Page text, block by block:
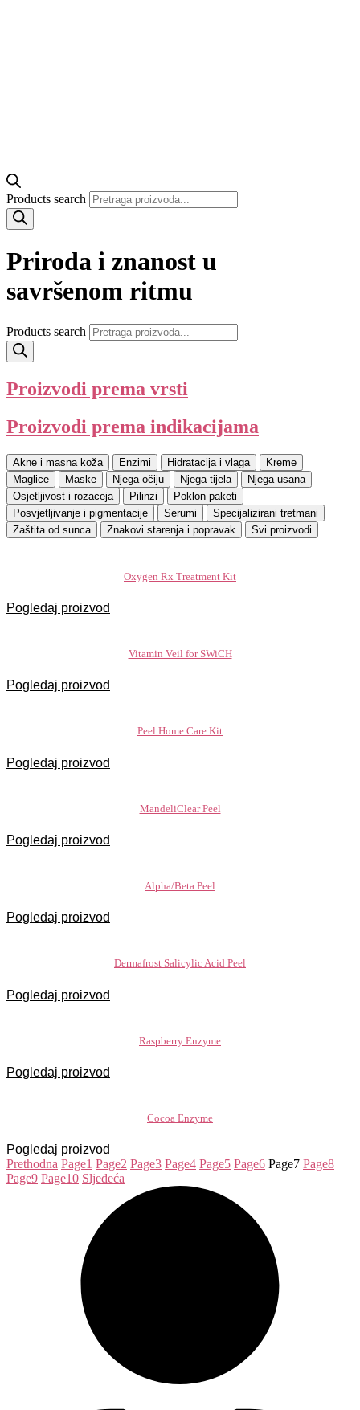
Products search
Priroda i znanost u
savršenom ritmu
Products search
Proizvodi prema vrsti
Proizvodi prema indikacijama
Akne i masna koža Enzimi Hidratacija i vlaga
Kreme
Maglice
Maske Njega očiju Njega tijela
Njega usana
Osjetljivost i rozaceja
Pilinzi
Poklon paketi
Posvjetljivanje i pigmentacije
Serumi
Specijalizirani tretmani
Zaštita od sunca
Znakovi starenja i popravak Svi proizvodi
Oxygen Rx Treatment Kit
Pogledaj proizvod
Vitamin Veil for SWiCH
Pogledaj proizvod
Peel Home Care Kit
Pogledaj proizvod
MandeliClear Peel
Pogledaj proizvod
Alpha/Beta Peel
Pogledaj proizvod
Dermafrost Salicylic Acid Peel
Pogledaj proizvod
Raspberry Enzyme
Pogledaj proizvod
Cocoa Enzyme
Pogledaj proizvod
Prethodna Page1 Page2 Page3 Page4 Page5 Page6 Page7 Page8
Page9 Page10 Sljedeća